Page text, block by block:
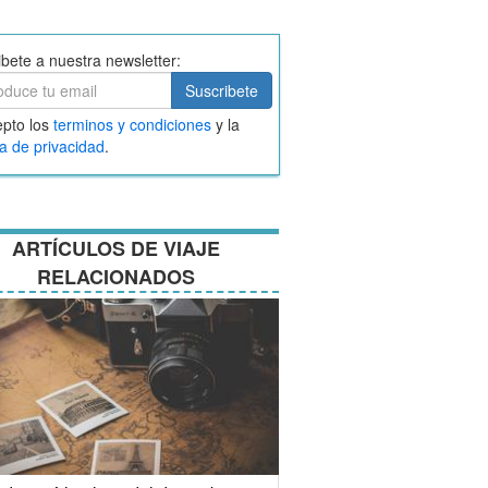
a nuestra newsletter:
Suscribete
los terminos y condiciones y la
de privacidad.
ARTÍCULOS DE VIAJE
RELACIONADOS